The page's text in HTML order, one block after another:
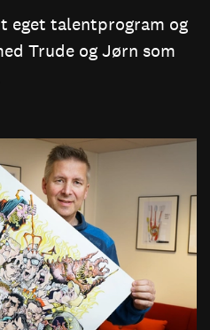
eget talentprogram og
Trude og Jørn som